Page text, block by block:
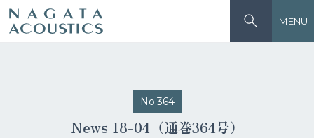
MENU
No.364
News 18-04（通巻364号）